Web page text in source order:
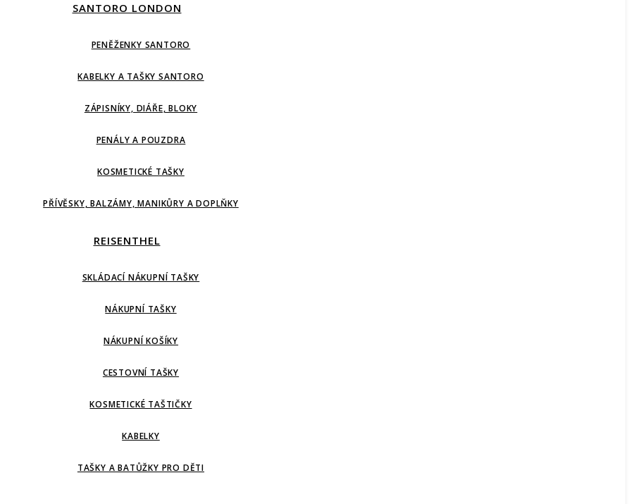
SANTORO LONDON
PENĚŽENKY SANTORO
KABELKY A TAŠKY SANTORO
ZÁPISNÍKY, DIÁŘE, BLOKY
PENÁLY A POUZDRA
KOSMETICKÉ TAŠKY
PŘÍVĚSKY, BALZÁMY, MANIKŮRY A DOPLŇKY
REISENTHEL
SKLÁDACÍ NÁKUPNÍ TAŠKY
NÁKUPNÍ TAŠKY
NÁKUPNÍ KOŠÍKY
CESTOVNÍ TAŠKY
KOSMETICKÉ TAŠTIČKY
KABELKY
TAŠKY A BATŮŽKY PRO DĚTI